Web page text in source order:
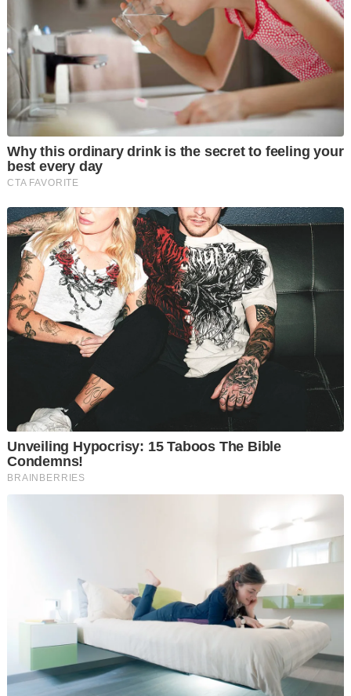
tidak sempurna akal sepanjang prosiding pertuduhan
dikenakan terhadapnya.
"Berdasarkan permintaan pihak pendakwaan serta
pemerhatian mahkamah, kamu dihantar ke Hospital Permai
untuk menjalani rawatan mental.
"Mahkamah menggunapakai Seksyen 342 Kanun Prosedur